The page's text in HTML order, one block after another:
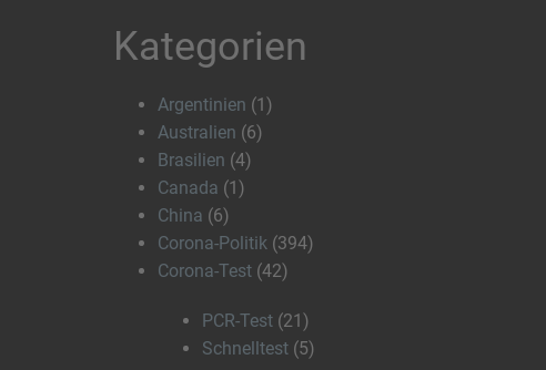
Kategorien
Argentinien (1)
Australien (6)
Brasilien (4)
Canada (1)
China (6)
Corona-Politik (394)
Corona-Test (42)
PCR-Test (21)
Schnelltest (5)